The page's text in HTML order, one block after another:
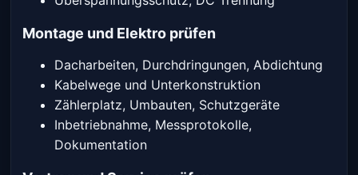
Montage und Elektro prüfen
Dacharbeiten, Durchdringungen, Abdichtung
Kabelwege und Unterkonstruktion
Zählerplatz, Umbauten, Schutzgeräte
Inbetriebnahme, Messprotokolle,
Dokumentation